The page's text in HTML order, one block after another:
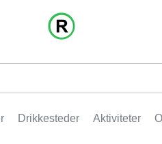
Drikkesteder Aktiviteter